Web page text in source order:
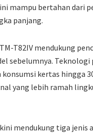
mampu bertahan dari
panjang.
T82IV mendukung
sebelumnya.
kertas hingga
yang lebih ramah
mendukung tiga jenis